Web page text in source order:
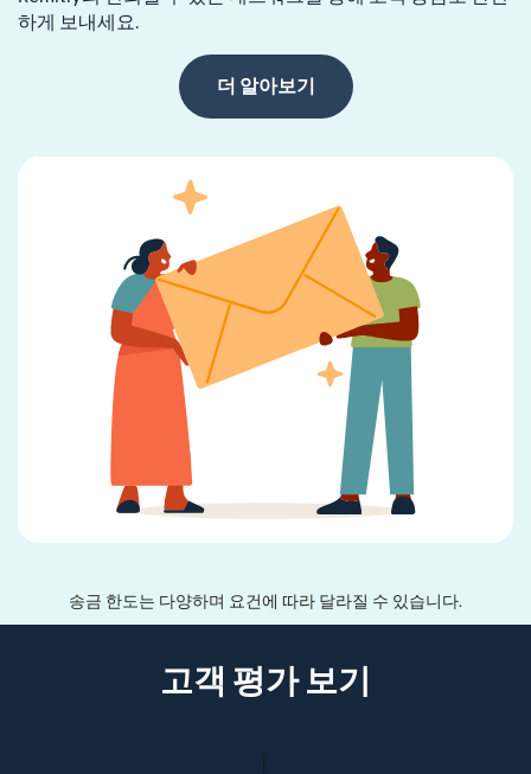
하게 보내세요.
더 알아보기
송금 한도는 다양하며 요건에 따라 달라질 수 있습니다.
고객 평가 보기